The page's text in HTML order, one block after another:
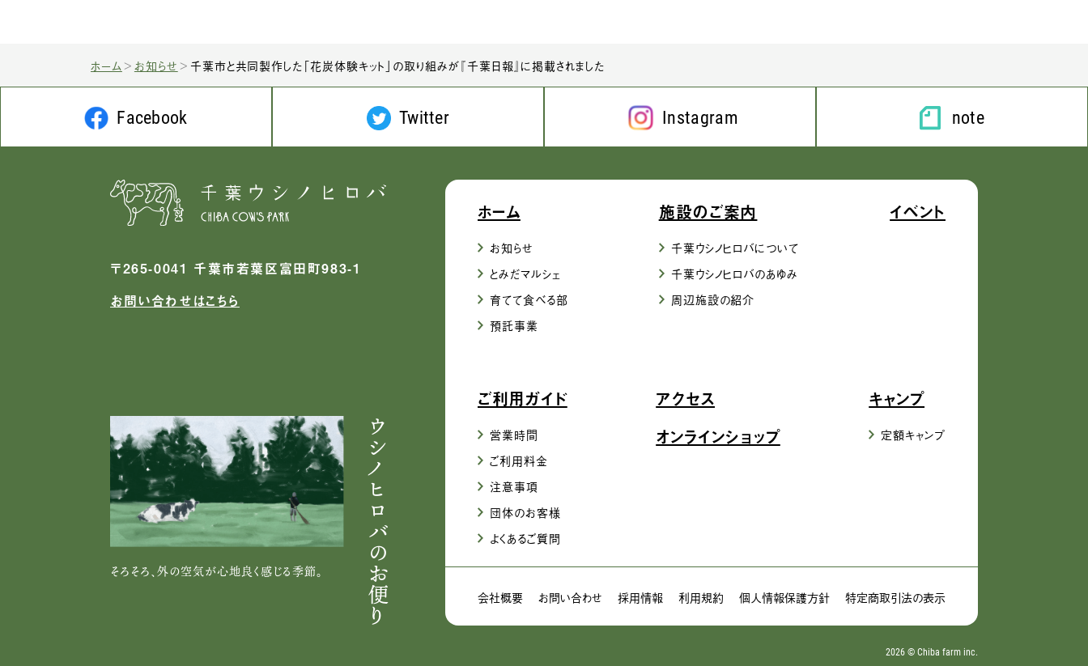
ホーム お知らせ 千葉市と共同製作した「花炭体験キット」の取り組みが『千葉日報』に掲載されました
Facebook Twitter Instagram note
〒265-0041 千葉市若葉区富田町983-1
お問い合わせはこちら
そろそろ、外の空気が心地良く感じる季節。 ウシノヒロバのお便り
ホーム
お知らせ
とみだマルシェ
育てて食べる部
預託事業
施設のご案内
千葉ウシノヒロバについて
千葉ウシノヒロバのあゆみ
周辺施設の紹介
イベント
ご利用ガイド
営業時間
ご利用料金
注意事項
団体のお客様
よくあるご質問
アクセス
オンラインショップ
キャンプ
定額キャンプ
会社概要 お問い合わせ 採用情報 利用規約 個人情報保護方針 特定商取引法の表示
2026 ©︎ Chiba farm inc.